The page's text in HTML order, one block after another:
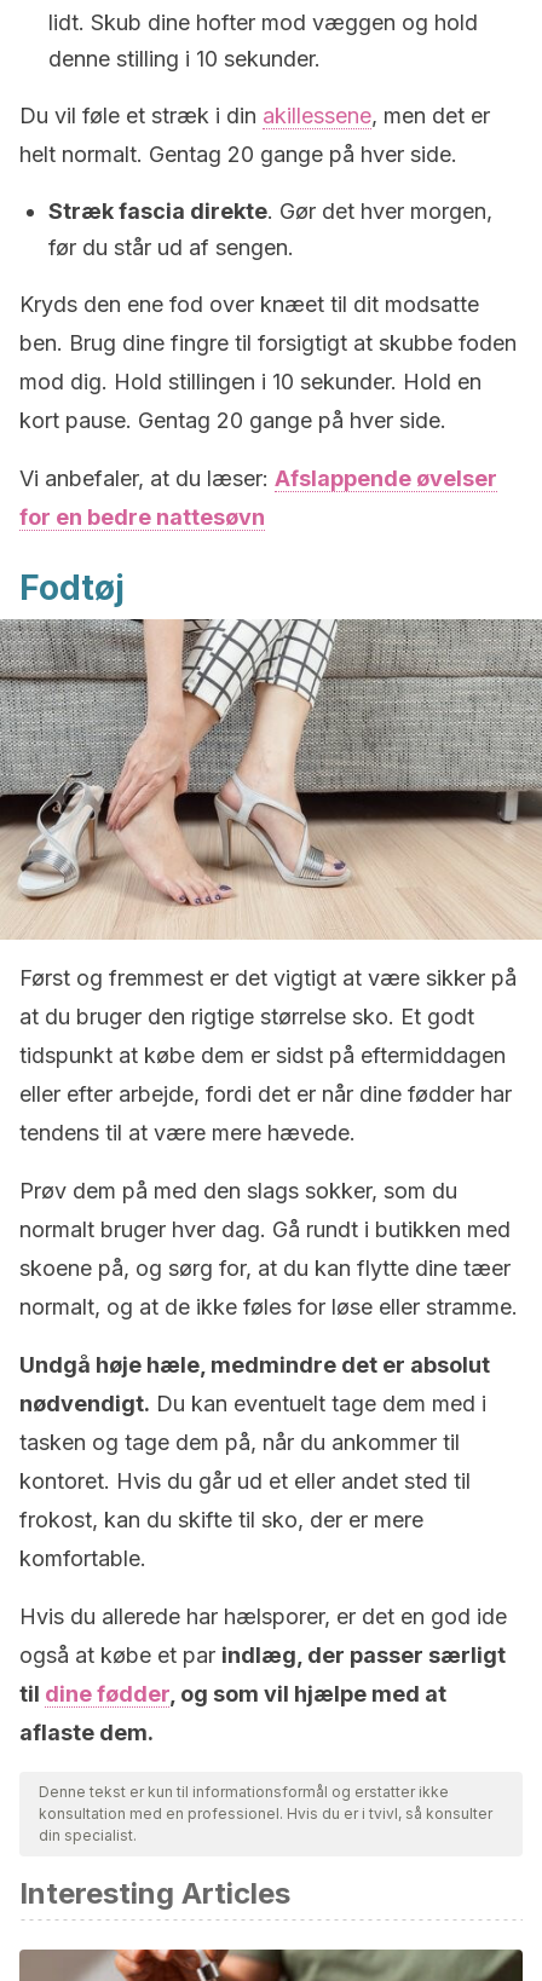
lidt. Skub dine hofter mod væggen og hold
denne stilling i 10 sekunder.
Du vil føle et stræk i din akillessene, men det er
helt normalt. Gentag 20 gange på hver side.
Stræk fascia direkte. Gør det hver morgen,
før du står ud af sengen.
Kryds den ene fod over knæet til dit modsatte
ben. Brug dine fingre til forsigtigt at skubbe foden
mod dig. Hold stillingen i 10 sekunder. Hold en
kort pause. Gentag 20 gange på hver side.
Vi anbefaler, at du læser: Afslappende øvelser
for en bedre nattesøvn
Fodtøj
Først og fremmest er det vigtigt at være sikker på
at du bruger den rigtige størrelse sko. Et godt
tidspunkt at købe dem er sidst på eftermiddagen
eller efter arbejde, fordi det er når dine fødder har
tendens til at være mere hævede.
Prøv dem på med den slags sokker, som du
normalt bruger hver dag. Gå rundt i butikken med
skoene på, og sørg for, at du kan flytte dine tæer
normalt, og at de ikke føles for løse eller stramme.
Undgå høje hæle, medmindre det er absolut
nødvendigt. Du kan eventuelt tage dem med i
tasken og tage dem på, når du ankommer til
kontoret. Hvis du går ud et eller andet sted til
frokost, kan du skifte til sko, der er mere
komfortable.
Hvis du allerede har hælsporer, er det en god ide
også at købe et par indlæg, der passer særligt
til dine fødder , og som vil hjælpe med at
aflaste dem.
Denne tekst er kun til informationsformål og erstatter ikke
konsultation med en professionel. Hvis du er i tvivl, så konsulter
din specialist.
Interesting Articles